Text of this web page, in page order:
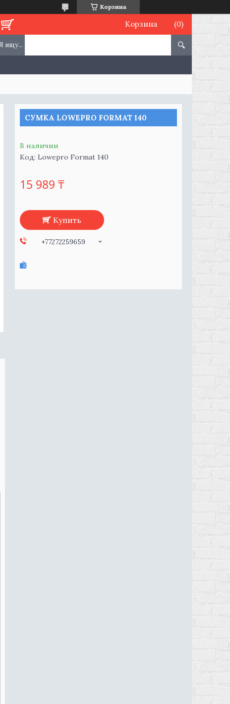
Корзина
Корзина
СУМКА LOWEPRO FORMAT 140
В наличии
Код: Lowepro Format 140
15 989 ₸
Купить
+77272259659